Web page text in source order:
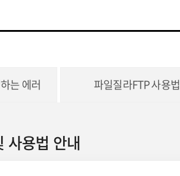
는 에러 파일질라FTP 사용법
용법 안내